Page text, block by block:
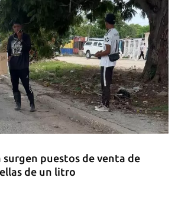
surgen puestos de venta de
de un litro